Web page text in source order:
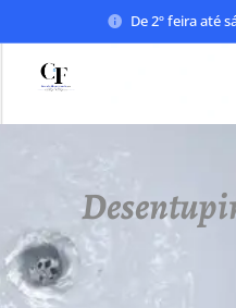
De 2º feira até